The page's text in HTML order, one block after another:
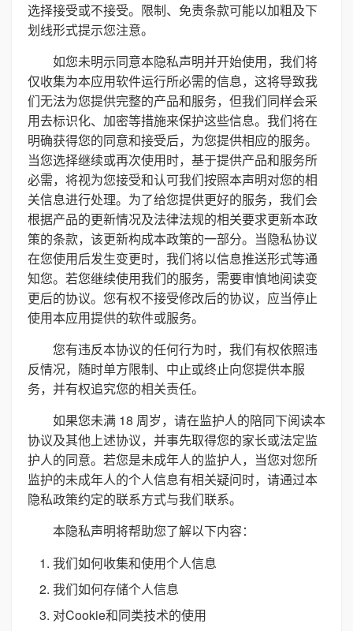
选择接受或不接受。限制、免责条款可能以加粗及下
划线形式提示您注意。
如您未明示同意本隐私声明并开始使用，我们将
仅收集为本应用软件运行所必需的信息，这将导致我
们无法为您提供完整的产品和服务，但我们同样会采
用去标识化、加密等措施来保护这些信息。我们将在
明确获得您的同意和接受后，为您提供相应的服务。
当您选择继续或再次使用时，基于提供产品和服务所
必需，将视为您接受和认可我们按照本声明对您的相
关信息进行处理。为了给您提供更好的服务，我们会
根据产品的更新情况及法律法规的相关要求更新本政
策的条款，该更新构成本政策的一部分。当隐私协议
在您使用后发生变更时，我们将以信息推送形式等通
知您。若您继续使用我们的服务，需要审慎地阅读变
更后的协议。您有权不接受修改后的协议，应当停止
使用本应用提供的软件或服务。
您有违反本协议的任何行为时，我们有权依照违
反情况，随时单方限制、中止或终止向您提供本服
务，并有权追究您的相关责任。
如果您未满 18 周岁，请在监护人的陪同下阅读本
协议及其他上述协议，并事先取得您的家长或法定监
护人的同意。若您是未成年人的监护人，当您对您所
监护的未成年人的个人信息有相关疑问时，请通过本
隐私政策约定的联系方式与我们联系。
本隐私声明将帮助您了解以下内容：
我们如何收集和使用个人信息
我们如何存储个人信息
对Cookie和同类技术的使用